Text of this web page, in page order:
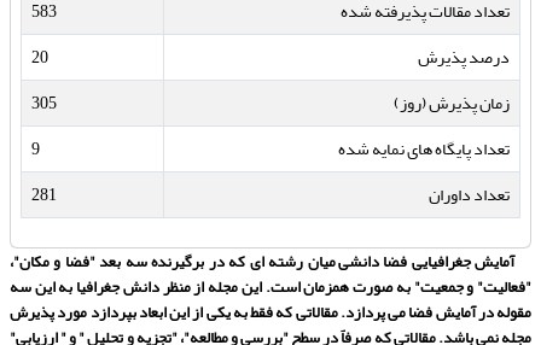
تعداد مقالات پذیرفته شده
583
درصد پذیرش
20
زمان پذیرش (روز)
305
تعداد پایگاه های نمایه شده
9
تعداد داوران
281
آمایش جغرافیایی فضادانشی میان رشته ای که در برگیرنده سه بعد "فضا و مکان"،
"فعالیت" و جمعیت" به صورت همزمان است. این مجله از منظر دانش جغرافیا به این سه
مقوله در آمایش فضا می پردازد. مقالاتی که فقط به یکی از این ابعاد بپردازد مورد پذیرش
مجله نمی باشد. مقالاتی که صرفاً در سطح "بررسی و مطالعه"، "تجزیه و تحلیل " و " ارزیابی"